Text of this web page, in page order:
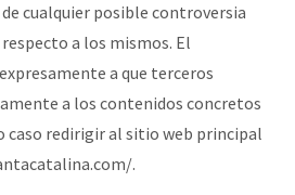
cualquier posible controversia
a los mismos. El
a que terceros
a los contenidos concretos
caso redirigir al sitio web principal
.